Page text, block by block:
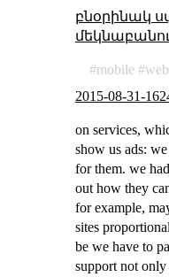
բնօրինակ
mobile web
2015-08-31-
on services,
show us ads:
for them. we
out how they
for example,
sites
be we have to
support not only